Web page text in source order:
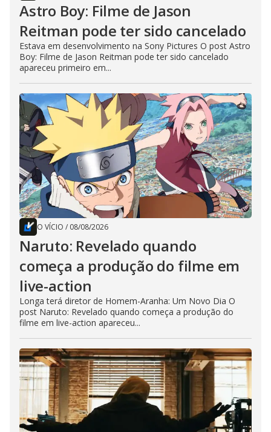
Astro Boy: Filme de Jason
Reitman pode ter sido cancelado
Estava em desenvolvimento na Sony Pictures O post Astro
Boy: Filme de Jason Reitman pode ter sido cancelado
apareceu primeiro em...
O VÍCIO / 08/08/2026
Naruto: Revelado quando
começa a produção do filme em
live-action
Longa terá diretor de Homem-Aranha: Um Novo Dia O
post Naruto: Revelado quando começa a produção do
filme em live-action apareceu...